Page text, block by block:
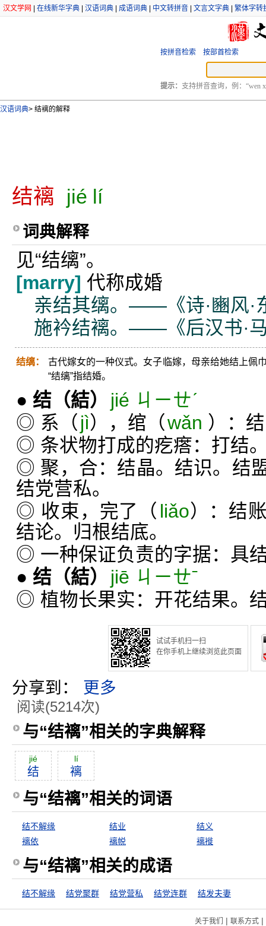
汉文学网 在线新华字典 汉语词典 成语词典 中文转拼音 文言文字典 繁体字转
按拼音检索 按部首检索
提示： 支持拼音查询，例：“wen
汉语词典> 结褵的解释
结褵 jié lí
词典解释
见“结缡”。
[marry] 代称成婚
亲结其缡。——《诗·豳风·
施衿结褵。——《后汉书·
结缡：
古代嫁女的一种仪式。女子临嫁，母亲给她结上佩
“结缡”指结婚。
● 结 （結）
jié ㄐㄧㄝˊ
◎ 系（ jì），绾（wǎn ）：
◎ 条状物打成的疙瘩：打结
◎ 聚，合：结晶。结识。结
结党营私。
◎ 收束，完了（ liǎo）：结
结论。归根结底。
◎ 一种保证负责的字据：具
● 结 （結）
jiē ㄐㄧㄝˉ
◎ 植物长果实：开花结果。
试试手机扫一扫
在你手机上继续浏览此页面
分享到： 更多
阅读(5214次)
与“结褵”相关的字典解释
jié
结
lí
褵
与“结褵”相关的词语
结不解缘 结业
结义
褵依
褵帨 褵褷
与“结褵”相关的成语
结不解缘 结党聚群 结党营私 结党连群 结发夫妻
关于我们 | 联系方式|